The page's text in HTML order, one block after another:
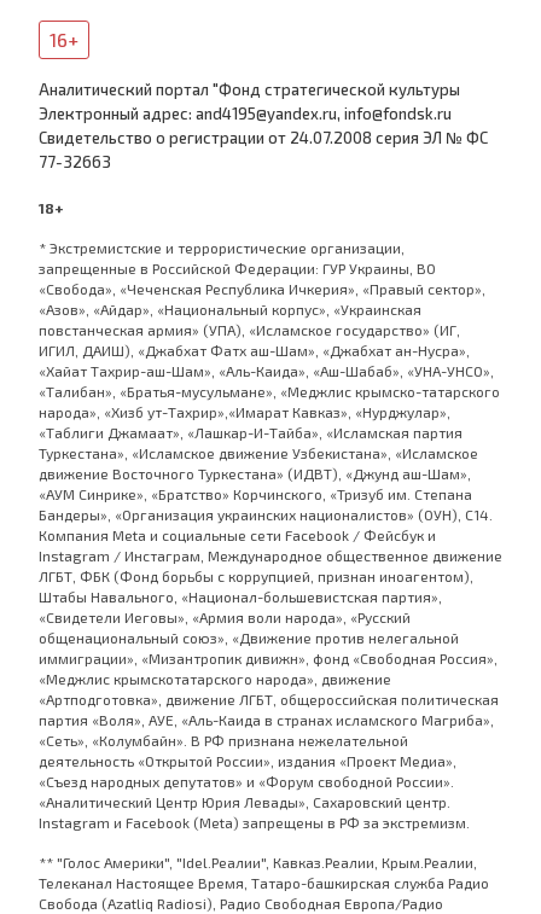
16+
Аналитический портал "Фонд стратегической культуры
Электронный адрес: and4195@yandex.ru, info@fondsk.ru
Cвидетельство о регистрации от 24.07.2008 серия ЭЛ № ФС
77-32663
18+
* Экстремистские и террористические организации,
запрещенные в Российской Федерации: ГУР Украины, ВО
«Свобода», «Чеченская Республика Ичкерия», «Правый сектор»,
«Азов», «Айдар», «Национальный корпус», «Украинская
повстанческая армия» (УПА), «Исламское государство» (ИГ,
ИГИЛ, ДАИШ), «Джабхат Фатх аш-Шам», «Джабхат ан-Нусра»,
«Хайат Тахрир-аш-Шам», «Аль-Каида», «Аш-Шабаб», «УНА-УНСО»,
«Талибан», «Братья-мусульмане», «Меджлис крымско-татарского
народа», «Хизб ут-Тахрир»,«Имарат Кавказ», «Нурджулар»,
«Таблиги Джамаат», «Лашкар-И-Тайба», «Исламская партия
Туркестана», «Исламское движение Узбекистана», «Исламское
движение Восточного Туркестана» (ИДВТ), «Джунд аш-Шам»,
«АУМ Синрике», «Братство» Корчинского, «Тризуб им. Степана
Бандеры», «Организация украинских националистов» (ОУН), С14.
Компания Meta и социальные сети Facebook / Фейсбук и
Instagram / Инстаграм, Международное общественное движение
ЛГБТ, ФБК (Фонд борьбы с коррупцией, признан иноагентом),
Штабы Навального, «Национал-большевистская партия»,
«Свидетели Иеговы», «Армия воли народа», «Русский
общенациональный союз», «Движение против нелегальной
иммиграции», «Мизантропик дивижн», фонд «Свободная Россия»,
«Меджлис крымскотатарского народа», движение
«Артподготовка», движение ЛГБТ, общероссийская политическая
партия «Воля», АУЕ, «Аль-Каида в странах исламского Магриба»,
«Сеть», «Колумбайн». В РФ признана нежелательной
деятельность «Открытой России», издания «Проект Медиа»,
«Съезд народных депутатов» и «Форум свободной России».
«Аналитический Центр Юрия Левады», Сахаровский центр.
Instagram и Facebook (Metа) запрещены в РФ за экстремизм.
** "Голос Америки", "Idel.Реалии", Кавказ.Реалии, Крым.Реалии,
Телеканал Настоящее Время, Татаро-башкирская служба Радио
Свобода (Azatliq Radiosi), Радио Свободная Европа/Радио